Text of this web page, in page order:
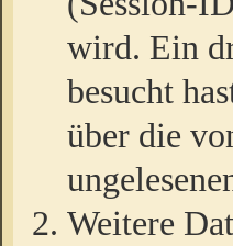
wird. Ein
besucht
über die
Weitere